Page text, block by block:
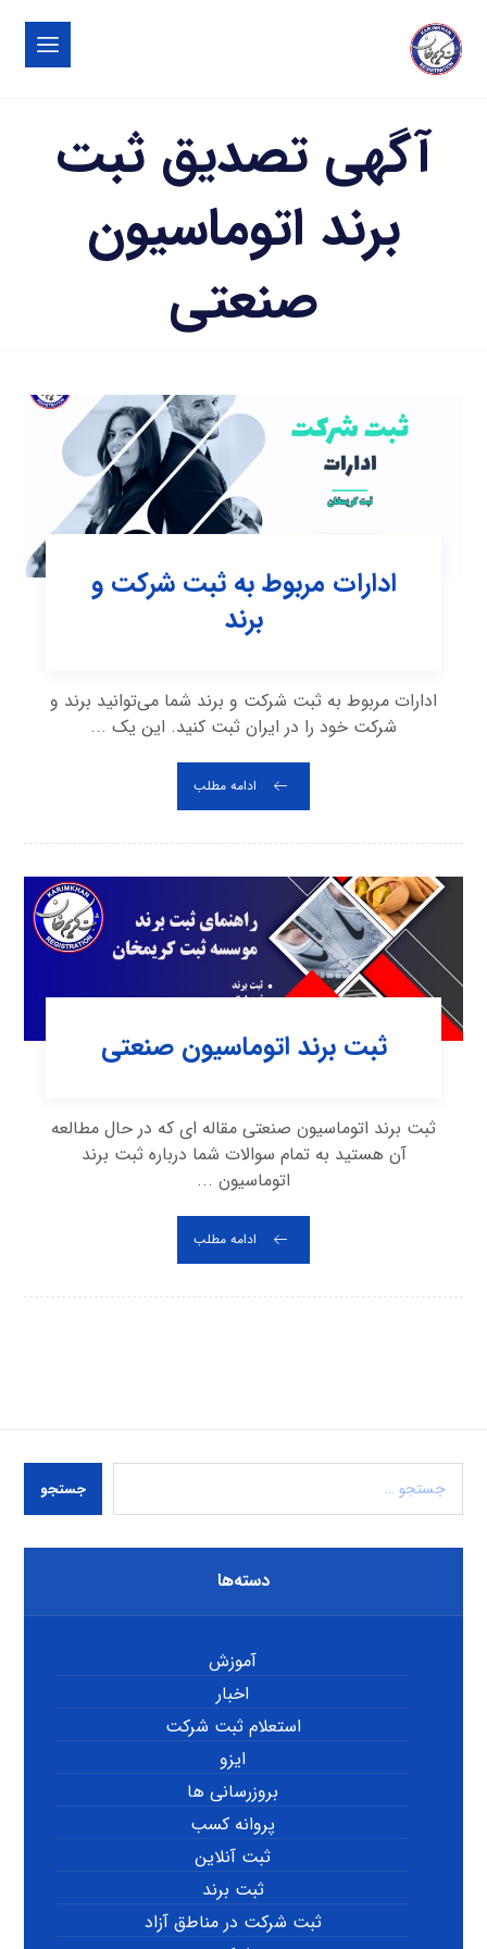
آگهی تصدیق ثبت
برند اتوماسیون
صنعتی
ادارات مربوط به ثبت شرکت و
برند
ادارات مربوط به ثبت شرکت و برند شما می‌توانید برند و
شرکت خود را در ایران ثبت کنید. این یک ...
ادامه مطلب
ثبت برند اتوماسیون صنعتی
ثبت برند اتوماسیون صنعتی مقاله ای که در حال مطالعه
آن هستید به تمام سوالات شما درباره ثبت برند
اتوماسیون ...
ادامه مطلب
جستجو
دسته‌ها
آموزش
اخبار
استعلام ثبت شرکت
ایزو
بروزرسانی ها
پروانه کسب
ثبت آنلاین
ثبت برند
ثبت شرکت در مناطق آزاد